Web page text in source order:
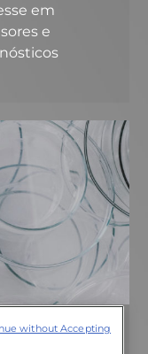
em
e
em
without Accepting